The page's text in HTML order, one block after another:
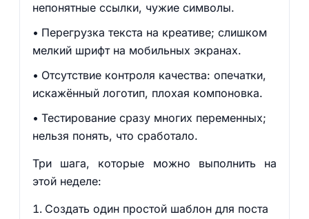
непонятные ссылки, чужие символы.
Перегрузка текста на креативе; слишком
мелкий шрифт на мобильных экранах.
Отсутствие контроля качества: опечатки,
искажённый логотип, плохая компоновка.
Тестирование сразу многих переменных;
нельзя понять, что сработало.
Три шага, которые можно выполнить на
этой неделе:
Создать один простой шаблон для поста